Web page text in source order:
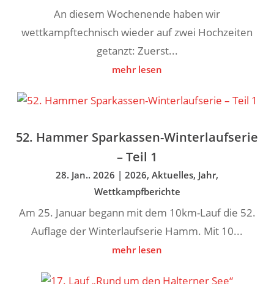
An diesem Wochenende haben wir
wettkampftechnisch wieder auf zwei Hochzeiten
getanzt: Zuerst...
mehr lesen
52. Hammer Sparkassen-Winterlaufserie
– Teil 1
28. Jan.. 2026 | 2026, Aktuelles, Jahr,
Wettkampfberichte
Am 25. Januar begann mit dem 10km-Lauf die 52.
Auflage der Winterlaufserie Hamm. Mit 10...
mehr lesen